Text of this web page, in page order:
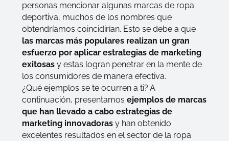
personas mencionar algunas marcas de ropa
deportiva, muchos de los nombres que
obtendríamos coincidirían. Esto se debe a que
las marcas más populares realizan un gran
esfuerzo por aplicar estrategias de marketing
exitosas y estas logran penetrar en la mente de
los consumidores de manera efectiva.
¿Qué ejemplos se te ocurren a ti? A
continuación, presentamosejemplos de marcas
que han llevado a cabo estrategias de
marketing innovadoras y han obtenido
excelentes resultados en el sector de la ropa